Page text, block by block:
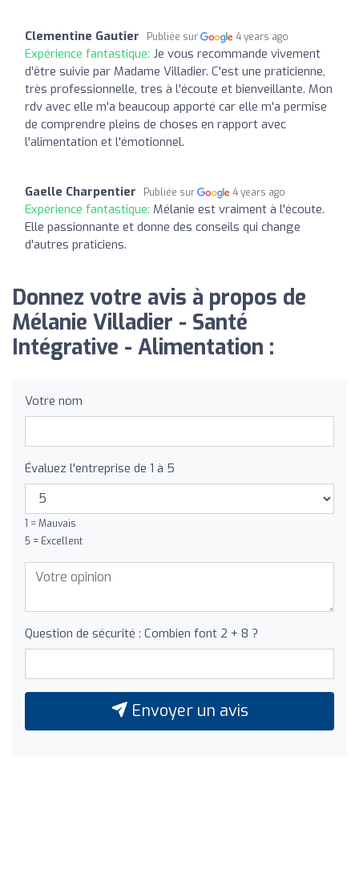
Clementine Gautier Publiée sur 4 years ago
Expérience fantastique: Je vous recommande vivement
d'être suivie par Madame Villadier. C'est une praticienne,
très professionnelle, tres à l'écoute et bienveillante. Mon
rdv avec elle m'a beaucoup apporté car elle m'a permise
de comprendre pleins de choses en rapport avec
l'alimentation et l'émotionnel.
Gaelle Charpentier Publiée sur 4 years ago
Expérience fantastique: Mélanie est vraiment à l'écoute.
Elle passionnante et donne des conseils qui change
d'autres praticiens.
Donnez votre avis à propos de
Mélanie Villadier - Santé
Intégrative - Alimentation :
Votre nom
Évaluez l'entreprise de 1 à 5
1 = Mauvais
5 = Excellent
Question de sécurité : Combien font 2 + 8 ?
Envoyer un avis